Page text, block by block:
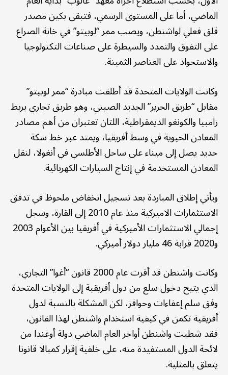
الماضي، أما على المستوى الرسمي، فتبقى بكين مصدر
قلق فعلي لواشنطن، ويصب ممر “لوبيتو” في خانة الصراع
على التفوق والتمدد والسيطرة على صناعات التكنولوجيا
والاستحواذ على العناصر الثمينة.
وكانت الولايات المتحدة قد أطلقت مبادرة “ممر لوبيتو”
مقابل “طريق الحرير” الجديد الصيني، وهو طريق تجاري يربط
زامبيا والكونغو الديمقراطية، اللتان تعتبران من أهم مصادر
المعادن الحيوية في وسط أفريقيا، ويمتد عبر خط سكة
حديد يصل إلى ميناء على ساحل الأطلسي في أنغولا، لنقل
المعادن المستخدمة في إنتاج السيارات الكهربائية.
ويأتي إطلاق المباردة بعد تسجيل انخفاض ملحوظ في تدفق
الاستثمارات الاميركية منذ عام 2010 إلى القارة، وسجل
إجمالي الاستثمارات الأميركية في أفريقيا بين الأعوام 2003
و2020 قرابة 46 مليار دولار أميركي.
وكانت واشنطن قد أقرت عام 2000 قانون “أغوا” التجاري،
الذي يتيح دخول سلع من دول أفريقية إلى الولايات المتحدة
وفق سلم إعفاءات وحوافز، لكن المشكلة بالنسبة لدول
أفريقية تكمن في كيفية استخدام واشنطن لهذا القانون،
فقد شطبت واشنطن أواخر العام الماضي دولة أوغندا من
لائحة الدول المستفيدة منه، على خلفية إقرار كمبالا قانونا
يتعلق بالمثلية.